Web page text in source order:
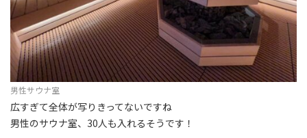
男性サウナ室
広すぎて全体が写りきってないですね
男性のサウナ室、30人も入れるそうです！